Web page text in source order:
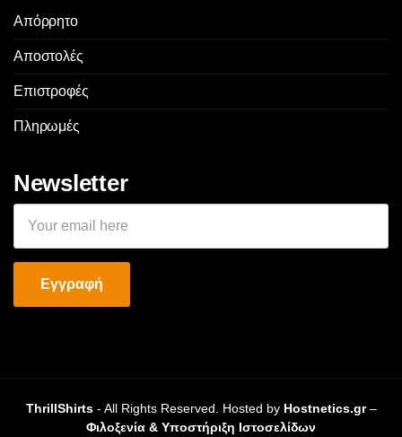
Απόρρητο
Αποστολές
Επιστροφές
Πληρωμές
Newsletter
ThrillShirts- All Rights Reserved. Hosted by Hostnetics.gr–
Φιλοξενία & Υποστήριξη Ιστοσελίδων